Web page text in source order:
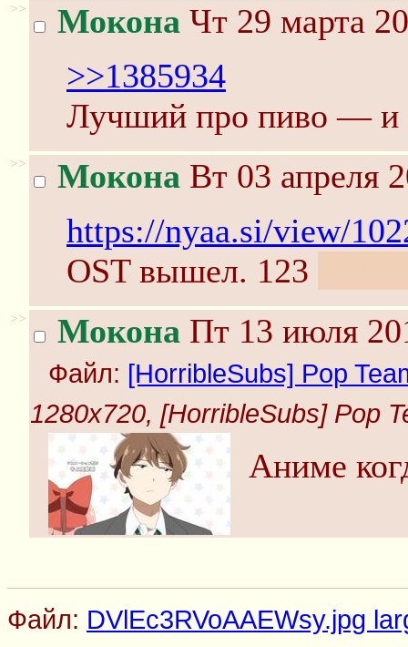
>> Мокона Чт 29 марта
>>1385934
Лучший про пиво — и
>> Мокона Вт 03 апреля
https://nyaa.si/view/
OST вышел. 123
>> Мокона Пт 13 июля
Файл: [HorribleSubs] Pop
1280x720, [HorribleSubs] Pop
Аниме
Файл: DVlEc3RVoAAEWsy.jpg